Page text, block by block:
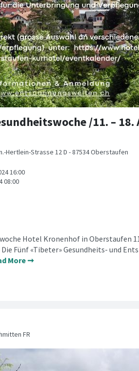
/11. – 18.
Hertlein-Strasse 12 D - 87534 Oberstaufen
Hotel Kronenhof in Oberstaufen
Die Fünf «Tibeter» Gesundheits- und
More ➞